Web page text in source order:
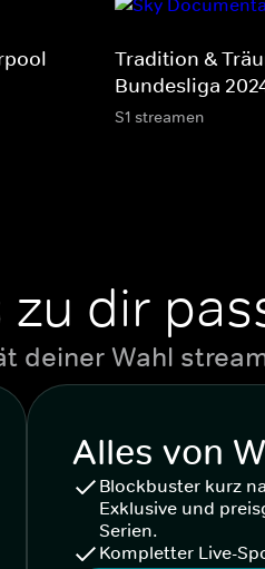
Tradition &
Bundesliga
S1 streamen
zu dir
deiner Wahl
Alles von
Blockbuster kurz
Exklusive und
Serien.
Kompletter Live-